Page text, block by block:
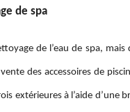
de spa
de l’eau de spa,
des accessoires de
extérieures à l’aide d’une